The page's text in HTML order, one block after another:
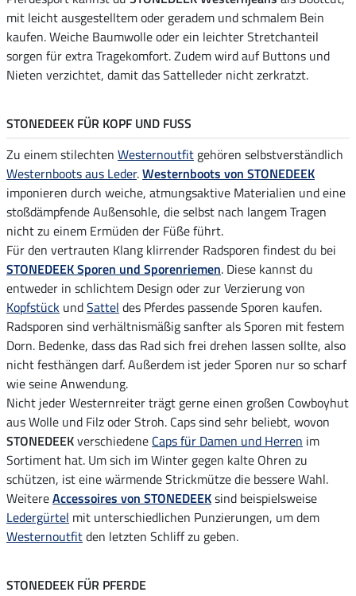
mit leicht ausgestelltem oder geradem und schmalem Bein
kaufen. Weiche Baumwolle oder ein leichter Stretchanteil
sorgen für extra Tragekomfort. Zudem wird auf Buttons und
Nieten verzichtet, damit das Sattelleder nicht zerkratzt.
STONEDEEK FÜR KOPF UND FUSS
Zu einem stilechten Westernoutfit gehören selbstverständlich
Westernboots aus Leder.Westernboots von STONEDEEK
imponieren durch weiche, atmungsaktive Materialien und eine
stoßdämpfende Außensohle, die selbst nach langem Tragen
nicht zu einem Ermüden der Füße führt.
Für den vertrauten Klang klirrender Radsporen findest du bei
STONEDEEK Sporen und Sporenriemen. Diese kannst du
entweder in schlichtem Design oder zur Verzierung von
Kopfstück undSattel des Pferdes passende Sporen kaufen.
Radsporen sind verhältnismäßig sanfter als Sporen mit festem
Dorn. Bedenke, dass das Rad sich frei drehen lassen sollte, also
nicht festhängen darf. Außerdem ist jeder Sporen nur so scharf
wie seine Anwendung.
Nicht jeder Westernreiter trägt gerne einen großen Cowboyhut
aus Wolle und Filz oder Stroh. Caps sind sehr beliebt, wovon
STONEDEEKverschiedene Caps für Damen und Herren im
Sortiment hat. Um sich im Winter gegen kalte Ohren zu
schützen, ist eine wärmende Strickmütze die bessere Wahl.
WeitereAccessoires von STONEDEEKsind beispielsweise
Ledergürtel mit unterschiedlichen Punzierungen, um dem
Westernoutfitden letzten Schliff zu geben.
STONEDEEK FÜR PFERDE